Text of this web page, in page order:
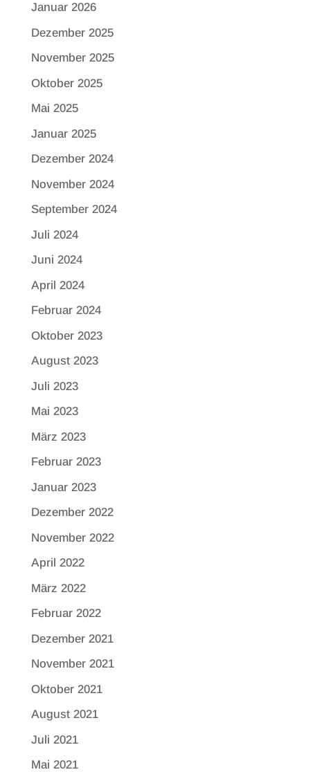
Januar 2026
Dezember 2025
November 2025
Oktober 2025
Mai 2025
Januar 2025
Dezember 2024
November 2024
September 2024
Juli 2024
Juni 2024
April 2024
Februar 2024
Oktober 2023
August 2023
Juli 2023
Mai 2023
März 2023
Februar 2023
Januar 2023
Dezember 2022
November 2022
April 2022
März 2022
Februar 2022
Dezember 2021
November 2021
Oktober 2021
August 2021
Juli 2021
Mai 2021